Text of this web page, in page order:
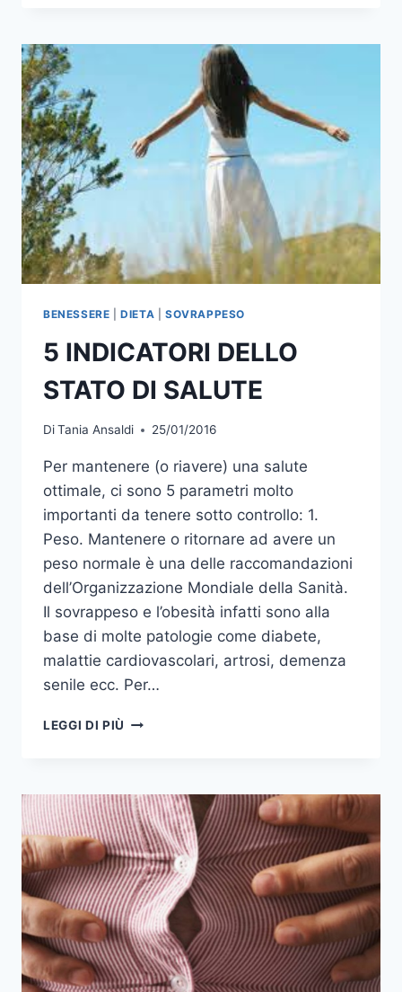
ESSERE
BENESSERE |DIETA SOVRAPPESO
5 INDICATORI DELLO
STATO DI SALUTE
DiTania Ansaldi 25/01/2016
Per mantenere (o riavere) una salute
ottimale, ci sono 5 parametri molto
importanti da tenere sotto controllo: 1.
Peso. Mantenere o ritornare ad avere un
peso normale è una delle raccomandazioni
dell’Organizzazione Mondiale della Sanità.
Il sovrappeso e l’obesità infatti sono alla
base di molte patologie come diabete,
malattie cardiovascolari, artrosi, demenza
senile ecc. Per…
LEGGI DI PIÙ 5
DI
SALUTE